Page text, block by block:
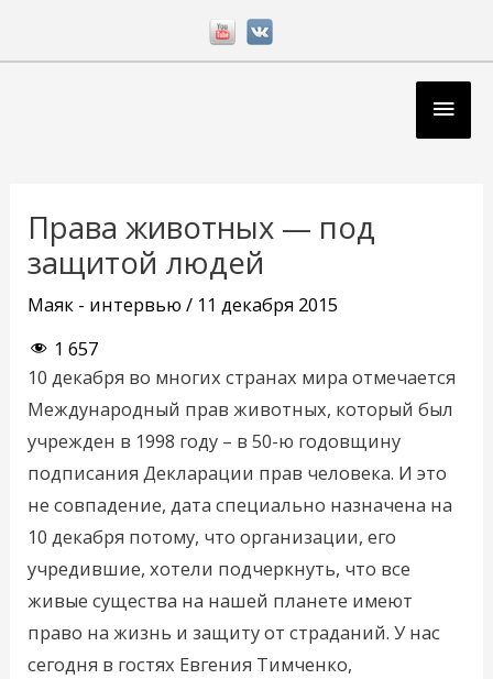
Права животных — под
защитой людей
Маяк - интервью / 11 декабря 2015
1 657
10 декабря во многих странах мира отмечается
Международный прав животных, который был
учрежден в 1998 году – в 50-ю годовщину
подписания Декларации прав человека. И это
не совпадение, дата специально назначена на
10 декабря потому, что организации, его
учредившие, хотели подчеркнуть, что все
живые существа на нашей планете имеют
право на жизнь и защиту от страданий. У нас
сегодня в гостях Евгения Тимченко,
записям